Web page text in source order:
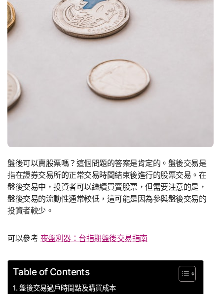
盤後可以賣股票嗎？這個問題的答案是肯定的。盤後交易是
指在證券交易所的正常交易時間結束後進行的股票交易。在
盤後交易中，投資者可以繼續買賣股票，但需要注意的是，
盤後交易的流動性通常較低，這可能是因為參與盤後交易的
投資者較少。
可以參考 夜盤利器：台指期盤後交易指南
Table of Contents
盤後交易過戶時間點及購買成本